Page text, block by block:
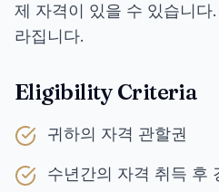
제 자격이 있을 수 있습니
라집니다.
Eligibility Criteria
귀하의 자격 관할권
수년간의 자격 취득 후